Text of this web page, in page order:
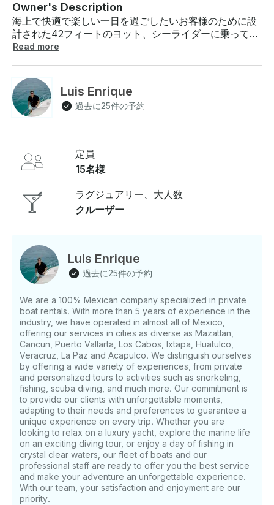
Owner's Description
海上で快適で楽しい一日を過ごしたいお客様のために設
計された42フィートのヨット、シーライダーに乗って、
プエルトバジャルタでプライベート4時間のヨット体験
げる広々とした海辺でのお出かけに最適です 。この体験
は、マリーナバジャルタのピアGから出発します。船内
には、居心地の良いソーシャルエリア、キャビン、バス
ドシステム、iPod/iPhone接続、水中照明など、海での
スムーズな一日に必要なものがすべて揃っています。チ
ャーターには、ボトル入り飲料水、ビール、ソフトドリ
ンク、新鮮なセビチェ、ワカモレ、フルーツ、パドルボ
ード、カヤック、シュノーケルギア、ライフジャケッ
ト、GPS、緊急用具、タオル、プロのキャプテン、多言
おすすめです。水泳、シュノーケリング、風光明媚な環
境でのリラックスに最適なルートです。天候やグループ
が各停留所で過ごしたい時間によっては、ボカデトマト
ャウィタス、ラスアニマス、またはイェラパまで行くこ
ともできます。 ゲストは食べ物や飲み物を持ち込むこと
もできますが、安全のためガラス製の容器は避けてくだ
さい。到着まで15分の猶予期間があり、それ以降は失わ
れた時間がチャーターから差し引かれます。港湾税、駐
車場、マリーナまでの交通費、バレーパーキング、チッ
プ、紛失物保険は含まれていません。悪天候の場合、ま
たは十分な事前通知があった場合、記載されているポリ
シーに従って予約が変更される場合があります。見積も
りをリクエストした後、48時間以内に確認して支払いを
完了してください 。
Read more
Luis Enrique
過去に25件の予約
定員
15名様
ラグジュアリー、大人数
クルーザー
Luis Enrique
過去に25件の予約
We are a 100% Mexican company specialized in private
boat rentals. With more than 5 years of experience in the
industry, we have operated in almost all of Mexico,
offering our services in cities as diverse as Mazatlan,
Cancun, Puerto Vallarta, Los Cabos, Ixtapa, Huatulco,
Veracruz, La Paz and Acapulco. We distinguish ourselves
by offering a wide variety of experiences, from private
and personalized tours to activities such as snorkeling,
fishing, scuba diving, and much more. Our commitment is
to provide our clients with unforgettable moments,
adapting to their needs and preferences to guarantee a
unique experience on every trip. Whether you are
looking to relax on a luxury yacht, explore the marine life
on an exciting diving tour, or enjoy a day of fishing in
crystal clear waters, our fleet of boats and our
professional staff are ready to offer you the best service
and make your adventure an unforgettable experience.
With our team, your satisfaction and enjoyment are our
priority.